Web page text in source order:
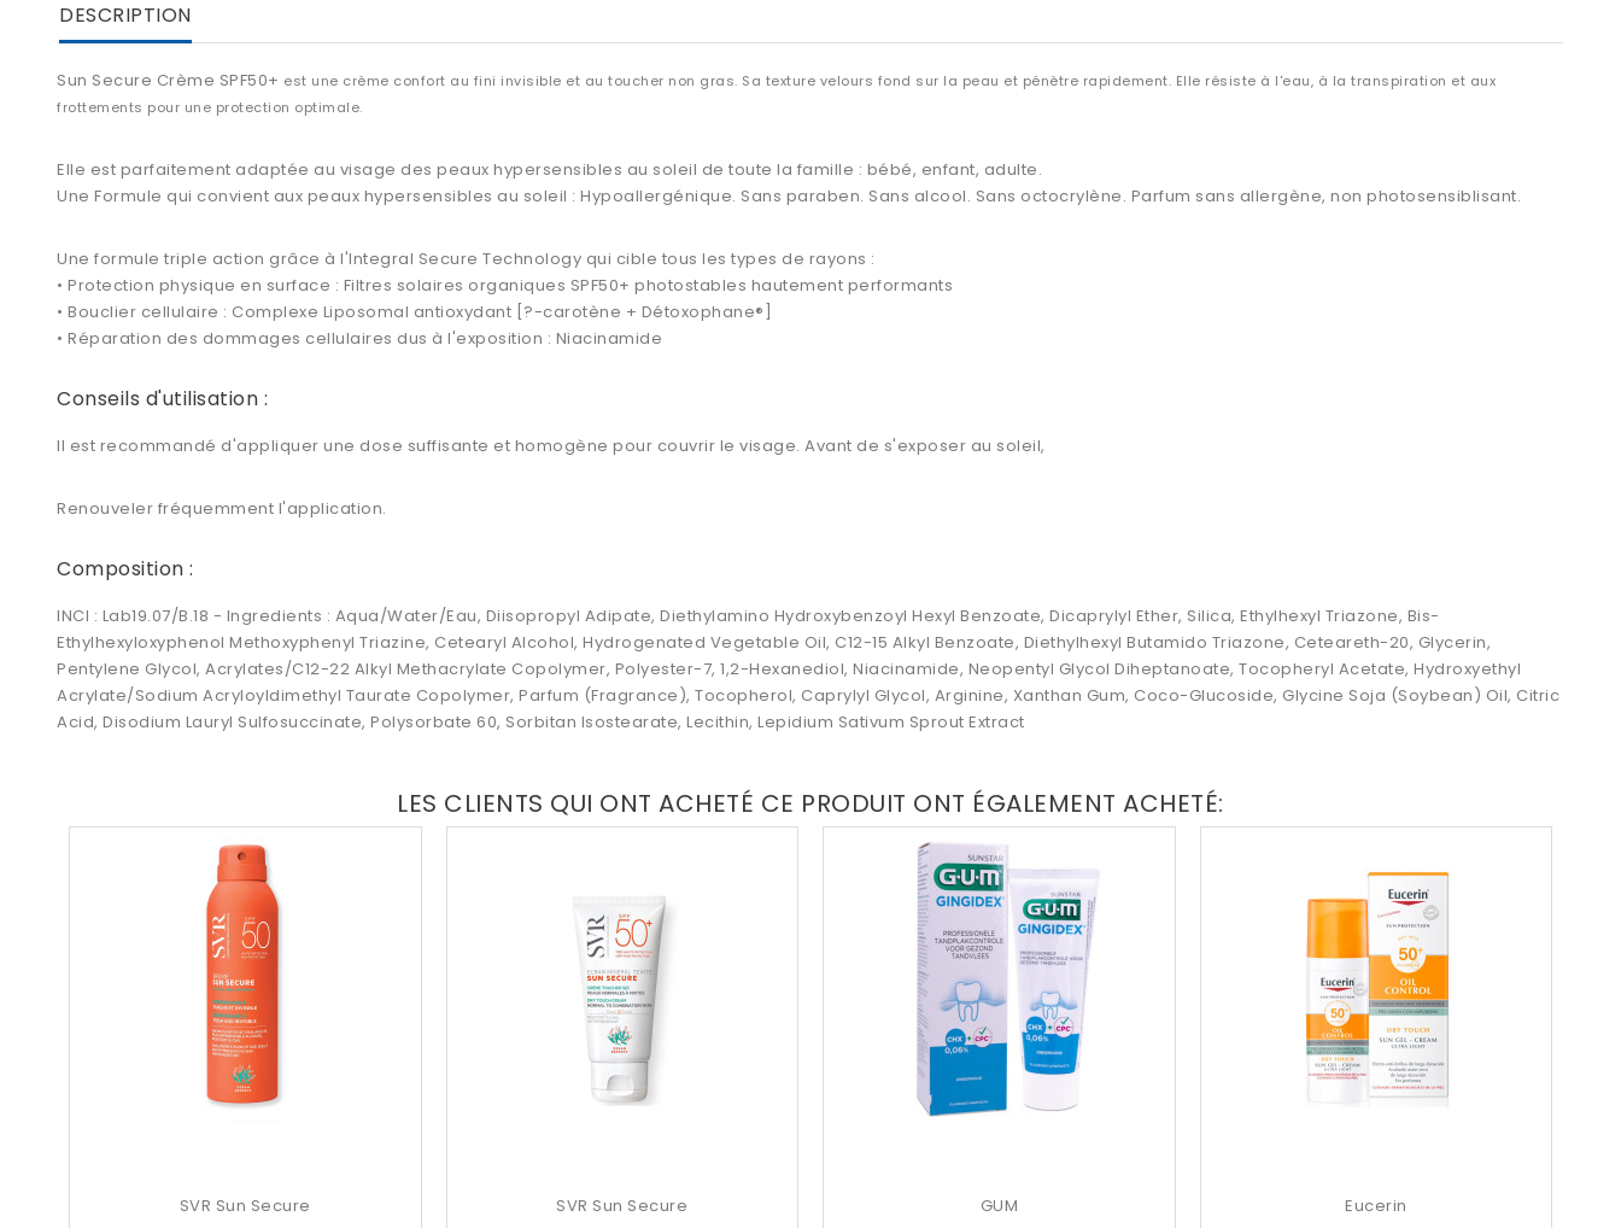
DESCRIPTION
Sun Secure Crème SPF50+ est une crème confort au fini invisible et au toucher non gras. Sa texture velours fond sur la peau et pénètre rapidement. Elle résiste à l'eau, à la transpiration et aux
frottements pour une protection optimale.
Elle est parfaitement adaptée au visage des peaux hypersensibles au soleil de toute la famille : bébé, enfant, adulte.
Une Formule qui convient aux peaux hypersensibles au soleil : Hypoallergénique. Sans paraben. Sans alcool. Sans octocrylène. Parfum sans allergène, non photosensiblisant.
Une formule triple action grâce à l'Integral Secure Technology qui cible tous les types de rayons :
• Protection physique en surface : Filtres solaires organiques SPF50+ photostables hautement performants
• Bouclier cellulaire : Complexe Liposomal antioxydant [?-carotène + Détoxophane®]
• Réparation des dommages cellulaires dus à l'exposition : Niacinamide
Conseils d'utilisation :
Il est recommandé d'appliquer une dose suffisante et homogène pour couvrir le visage. Avant de s'exposer au soleil,
Renouveler fréquemment l'application.
Composition :
INCI : Lab19.07/B.18 - Ingredients : Aqua/Water/Eau, Diisopropyl Adipate, Diethylamino Hydroxybenzoyl Hexyl Benzoate, Dicaprylyl Ether, Silica, Ethylhexyl Triazone, Bis-
Ethylhexyloxyphenol Methoxyphenyl Triazine, Cetearyl Alcohol, Hydrogenated Vegetable Oil, C12-15 Alkyl Benzoate, Diethylhexyl Butamido Triazone, Ceteareth-20, Glycerin,
Pentylene Glycol, Acrylates/C12-22 Alkyl Methacrylate Copolymer, Polyester-7, 1,2-Hexanediol, Niacinamide, Neopentyl Glycol Diheptanoate, Tocopheryl Acetate, Hydroxyethyl
Acrylate/Sodium Acryloyldimethyl Taurate Copolymer, Parfum (Fragrance), Tocopherol, Caprylyl Glycol, Arginine, Xanthan Gum, Coco-Glucoside, Glycine Soja (Soybean) Oil, Citric
Acid, Disodium Lauryl Sulfosuccinate, Polysorbate 60, Sorbitan Isostearate, Lecithin, Lepidium Sativum Sprout Extract
LES CLIENTS QUI ONT ACHETÉ CE PRODUIT ONT ÉGALEMENT ACHETÉ:
SVR Sun Secure SVR Sun Secure GUM Eucerin